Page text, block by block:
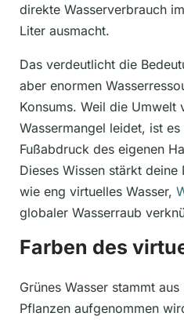
direkte Wasserverbrauch
Liter ausmacht.
Das verdeutlicht die
aber enormen
Konsums. Weil die Umwelt
Wassermangel leidet, ist
Fußabdruck des eigenen
Dieses Wissen stärkt
wie eng virtuelles Wasser,
globaler Wasserraub
Farben des
Grünes Wasser stammt
Pflanzen aufgenommen